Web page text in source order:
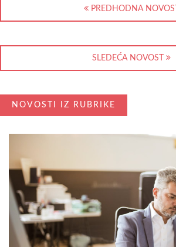
PREDHODNA NOVOST
SLEDEĆA NOVOST
NOVOSTI IZ RUBRIKE